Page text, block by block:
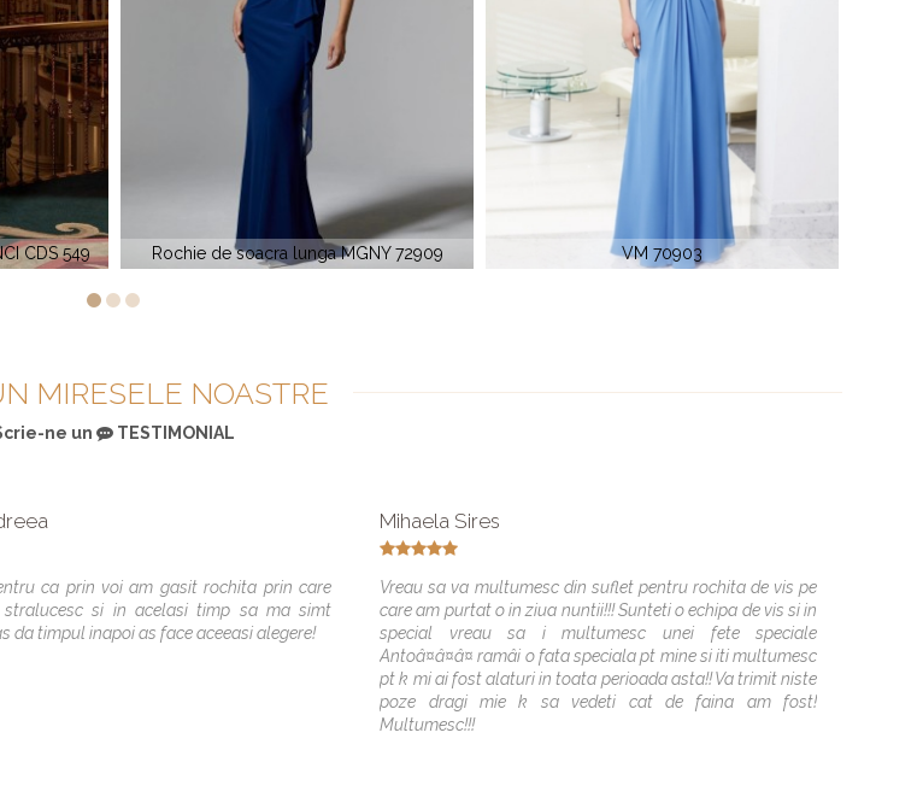
72909 VM 70903 VM 71232
MIRESELE NOASTRE
ne un TESTIMONIAL
ca prin voi am gasit rochita prin care
si in acelasi timp sa ma simt
da timpul inapoi as face aceeasi alegere!
Mihaela Sires
Vreau sa va multumesc din suflet pentru rochita de vis pe
care am purtat o in ziua nuntii!!! Sunteti o echipa de vis si in
special vreau sa i multumesc unei fete speciale
Antoâ¤â¤â¤ ramâi o fata speciala pt mine si iti multumesc
pt k mi ai fost alaturi in toata perioada asta!! Va trimit niste
poze dragi mie k sa vedeti cat de faina am fost!
Multumesc!!!